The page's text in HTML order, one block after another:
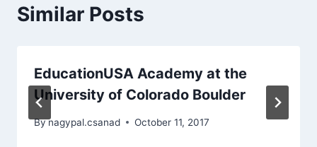
Similar Posts
EducationUSA Academy at the
University of Colorado Boulder
Bynagypal.csanad October 11, 2017